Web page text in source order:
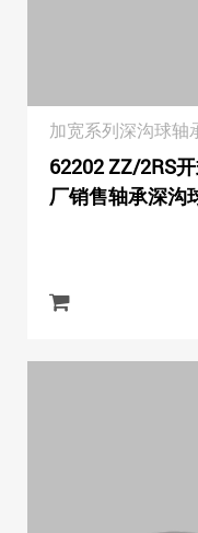
加宽系列深沟球轴
62202 ZZ/2RS
厂销售轴承深沟